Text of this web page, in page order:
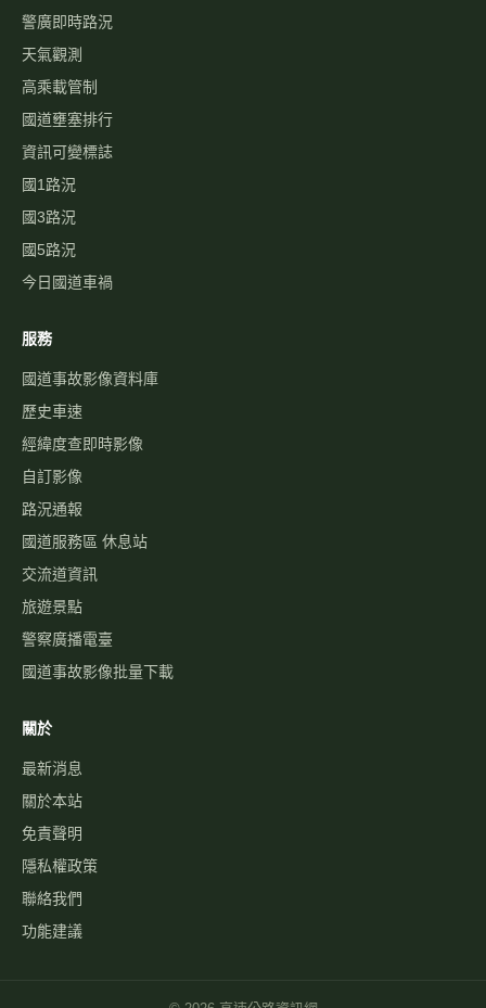
警廣即時路況
天氣觀測
高乘載管制
國道壅塞排行
資訊可變標誌
國1路況
國3路況
國5路況
今日國道車禍
服務
國道事故影像資料庫
歷史車速
經緯度查即時影像
自訂影像
路況通報
國道服務區 休息站
交流道資訊
旅遊景點
警察廣播電臺
國道事故影像批量下載
關於
最新消息
關於本站
免責聲明
隱私權政策
聯絡我們
功能建議